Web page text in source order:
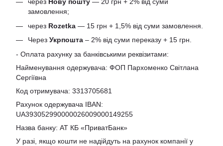
через Нову пошту — 20 грн + 2% від суми
замовлення;
через Rozetka — 15 грн + 1,5% від суми замовлення.
Через Укрпошта – 2% від суми переказу + 15 грн.
- Оплата рахунку за банківськими реквізитами:
Найменування одержувача: ФОП Пархоменко Світлана
Сергіївна
Код отримувача: 3313705681
Рахунок одержувача IBAN:
UA393052990000026009000149255
Назва банку: АТ КБ «ПриватБанк»
У разі, якщо кошти не надійдуть на рахунок компанії у